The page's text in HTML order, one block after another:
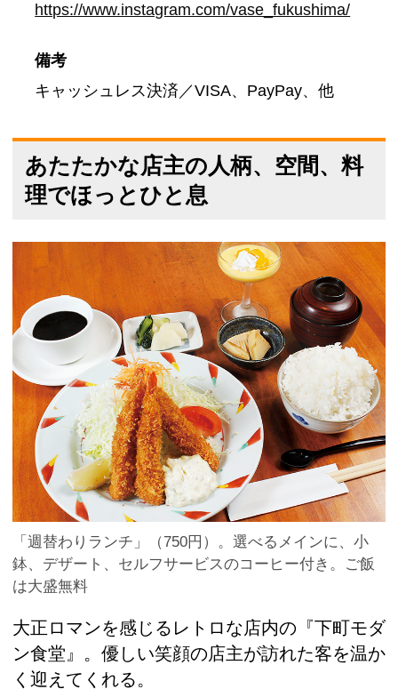
https://www.instagram.com/vase_fukushima/
備考
キャッシュレス決済／VISA、PayPay、他
あたたかな店主の人柄、空間、料
理でほっとひと息
「週替わりランチ」（750円）。選べるメインに、小
鉢、デザート、セルフサービスのコーヒー付き。ご飯
は大盛無料
大正ロマンを感じるレトロな店内の『下町モダ
ン食堂』。優しい笑顔の店主が訪れた客を温か
く迎えてくれる。